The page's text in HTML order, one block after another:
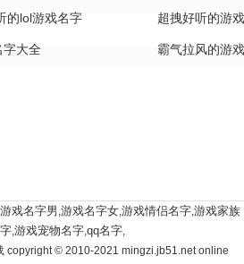
的lol游戏名字 超拽好听的游
字大全 霸气拉风的游
游戏名字男 ,游戏名字女,游戏情侣名字,游戏家族
,游戏宠物名字,qq名字,
copyright © 2010-2021 mingzi.jb51.net online